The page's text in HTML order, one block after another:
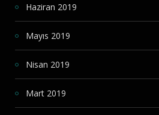
Haziran 2019
Mayıs 2019
Nisan 2019
Mart 2019